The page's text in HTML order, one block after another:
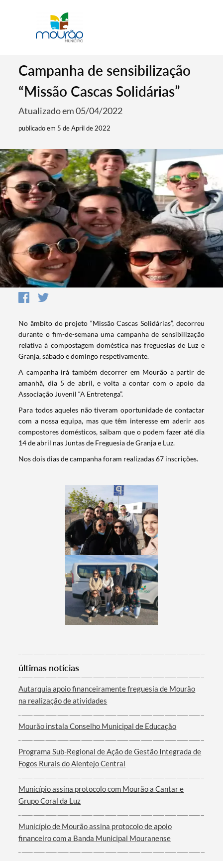
Termo de Pesquisa
Categorias gerais
Campanha de sensibilização
“Missão Cascas Solidárias”
Atualizado em 05/04/2022
publicado em 5 de April de 2022
No âmbito do projeto “Missão Cascas Solidárias”, decorreu
durante o fim-de-semana uma campanha de sensibilização
relativa à compostagem doméstica nas freguesias de Luz e
Granja, sábado e domingo respetivamente.
A campanha irá também decorrer em Mourão a partir de
amanhã, dia 5 de abril, e volta a contar com o apoio da
Associação Juvenil “A Entretenga”.
Para todos aqueles não tiveram oportunidade de contactar
com a nossa equipa, mas que têm interesse em aderir aos
compostores domésticos, saibam que o podem fazer até dia
14 de abril nas Juntas de Freguesia de Granja e Luz.
Nos dois dias de campanha foram realizadas 67 inscrições.
últimas notícias
Autarquia apoio financeiramente freguesia de Mourão
na realização de atividades
Mourão instala Conselho Municipal de Educação
Programa Sub-Regional de Ação de Gestão Integrada de
Fogos Rurais do Alentejo Central
Município assina protocolo com Mourão a Cantar e
Grupo Coral da Luz
Município de Mourão assina protocolo de apoio
financeiro com a Banda Municipal Mouranense